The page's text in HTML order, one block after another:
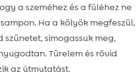
a szeméhez és a füléhez ne
Ha a kölyök megfeszül,
simogassuk meg,
Türelem és rövid
az útmutatást.